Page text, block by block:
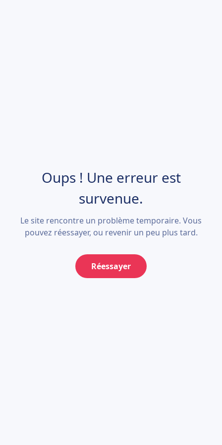
Oups ! Une erreur est
survenue.
Le site rencontre un problème temporaire. Vous
pouvez réessayer, ou revenir un peu plus tard.
Réessayer